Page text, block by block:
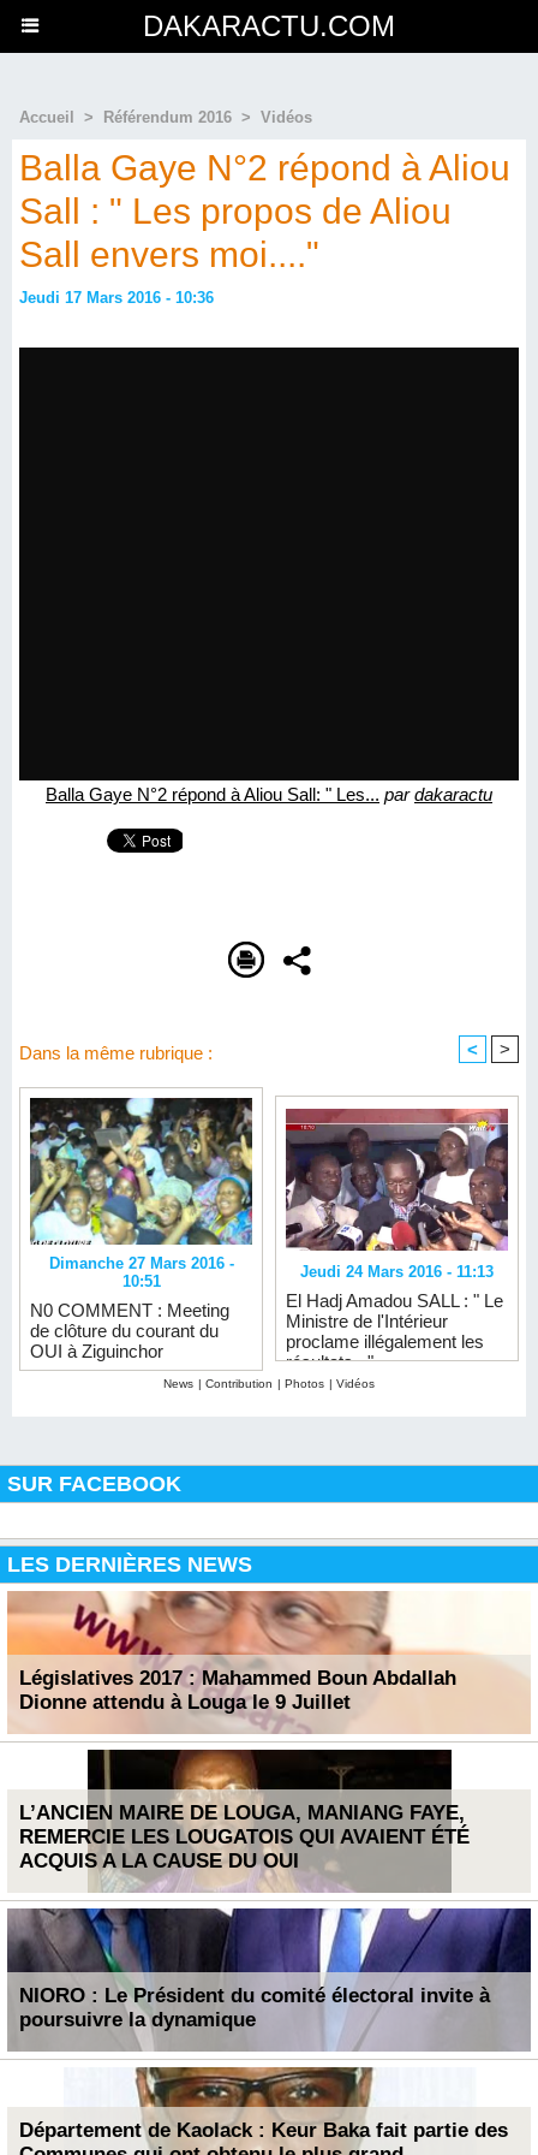
DAKARACTU.COM
Accueil > Référendum 2016 > Vidéos
Balla Gaye N°2 répond à Aliou
Sall : " Les propos de Aliou
Sall envers moi...."
Jeudi 17 Mars 2016 - 10:36
Balla Gaye N°2 répond à Aliou Sall: " Les... pardakaractu
Dans la même rubrique : < >
Dimanche 27 Mars 2016 -
10:51
N0 COMMENT : Meeting
de clôture du courant du
OUI à Ziguinchor
Jeudi 24 Mars 2016 - 11:13
El Hadj Amadou SALL : " Le
Ministre de l'Intérieur
proclame illégalement les
résultats..."
News | Contribution | Photos | Vidéos
SUR FACEBOOK
LES DERNIÈRES NEWS
Législatives 2017 : Mahammed Boun Abdallah
Dionne attendu à Louga le 9 Juillet
L’ANCIEN MAIRE DE LOUGA, MANIANG FAYE,
REMERCIE LES LOUGATOIS QUI AVAIENT ÉTÉ
ACQUIS A LA CAUSE DU OUI
NIORO : Le Président du comité électoral invite à
poursuivre la dynamique
Département de Kaolack : Keur Baka fait partie des